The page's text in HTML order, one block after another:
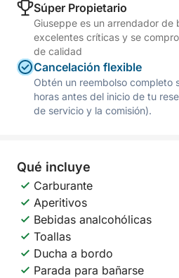
Súper Propietario
Giuseppe es un arrendador
excelentes críticas y se
de calidad
Cancelación flexible
Obtén un reembolso completo
horas antes del inicio de tu
de servicio y la comisión).
Qué incluye
Carburante
Aperitivos
Bebidas analcohólicas
Toallas
Ducha a bordo
Parada para bañarse